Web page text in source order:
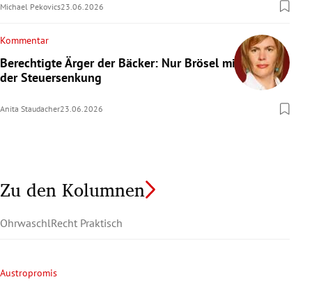
Michael Pekovics23.06.2026
Kommentar
Berechtigte Ärger der Bäcker: Nur Brösel mit
der Steuersenkung
Anita Staudacher23.06.2026
Zu den Kolumnen
OhrwaschlRecht Praktisch
Austropromis